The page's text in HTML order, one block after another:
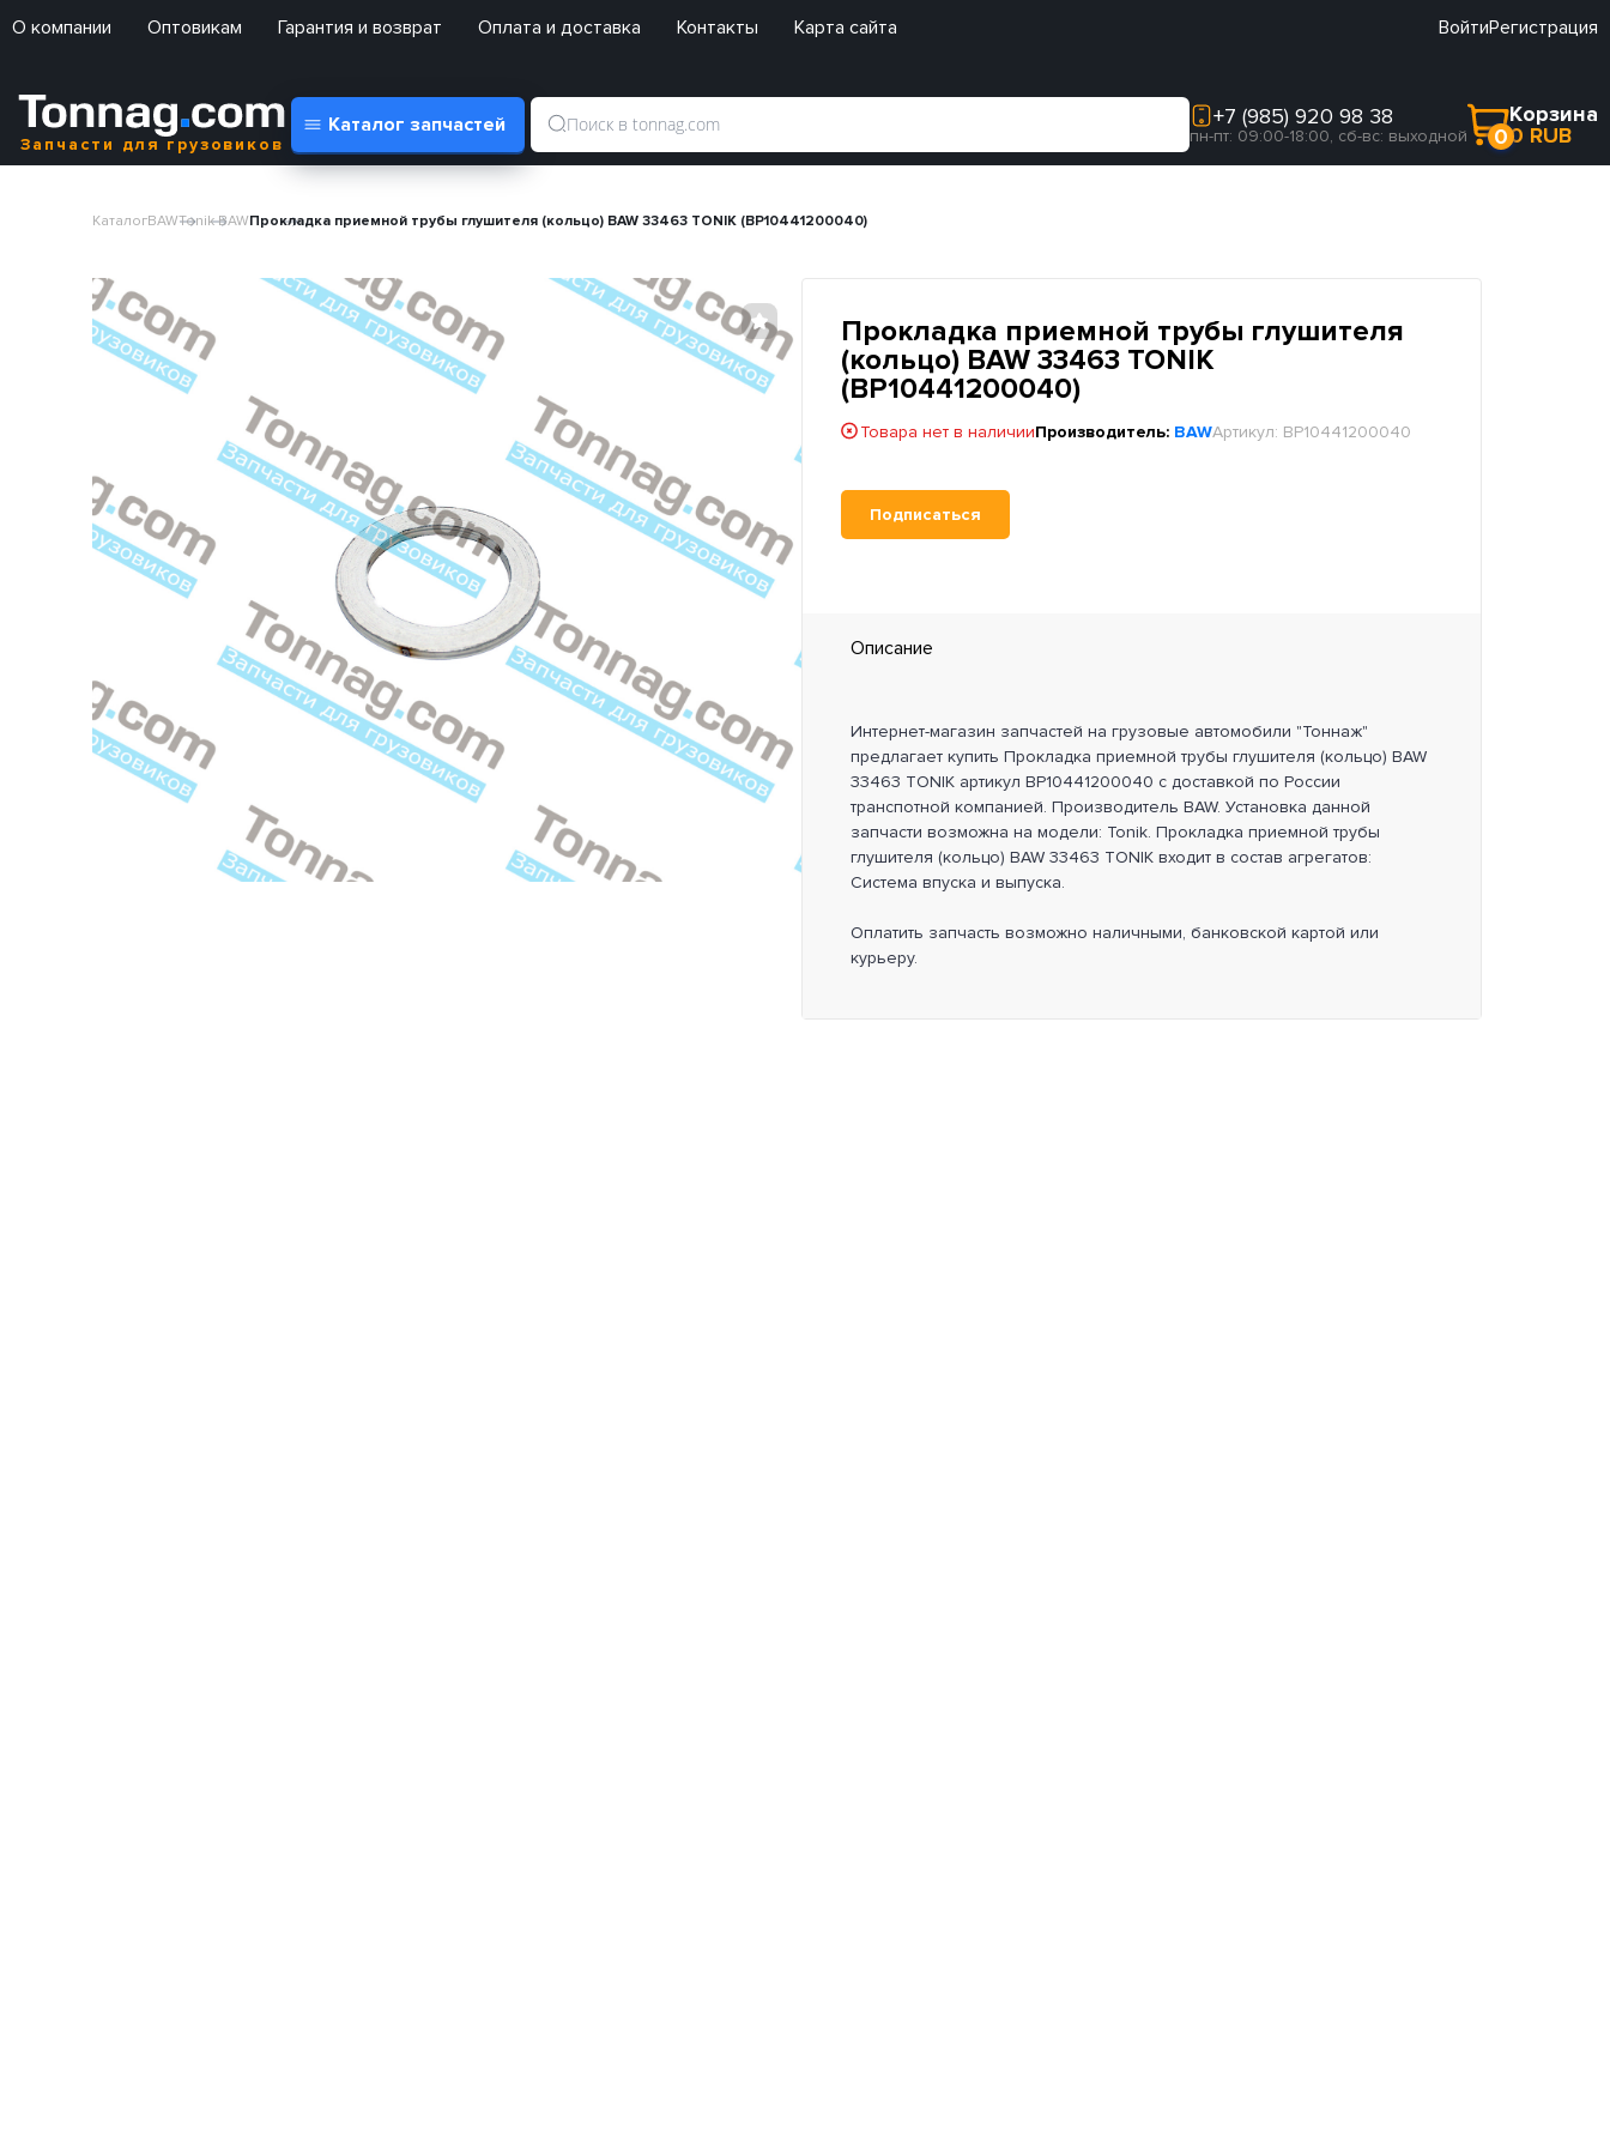
О компании Оптовикам Гарантия и возврат Оплата и доставка Контакты Карта сайта ВойтиРегистрация
Запчасти для грузовиков
Каталог запчастей +7 (985) 920 98 38
пн-пт: 09:00-18:00, сб-вс: выходной 0
Корзина
0 RUB
КаталогBAWTonik BAWПрокладка приемной трубы глушителя (кольцо) BAW 33463 TONIK (BP10441200040)
Прокладка приемной трубы глушителя
(кольцо) BAW 33463 TONIK
(BP10441200040)
Товара нет в наличииПроизводитель: BAWАртикул: BP10441200040
Подписаться
Описание
Интернет-магазин запчастей на грузовые автомобили "Тоннаж"
предлагает купить Прокладка приемной трубы глушителя (кольцо) BAW
33463 TONIK артикул BP10441200040 с доставкой по России
транспотной компанией. Производитель BAW. Установка данной
запчасти возможна на модели: Tonik. Прокладка приемной трубы
глушителя (кольцо) BAW 33463 TONIK входит в состав агрегатов:
Система впуска и выпуска.
Оплатить запчасть возможно наличными, банковской картой или
курьеру.